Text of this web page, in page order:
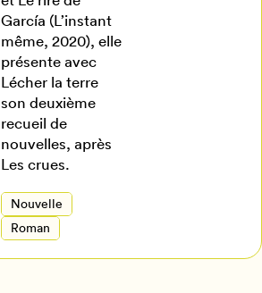
García (L’instant
même, 2020), elle
présente avec
Lécher la terre
son deuxième
recueil de
nouvelles, après
Les crues.
Nouvelle
Roman